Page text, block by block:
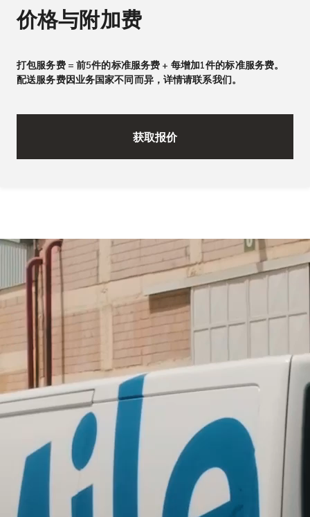
价格与附加费
打包服务费 = 前5件的标准服务费 + 每增加1件的标准服务费。
配送服务费因业务国家不同而异，详情请联系我们。
获取报价